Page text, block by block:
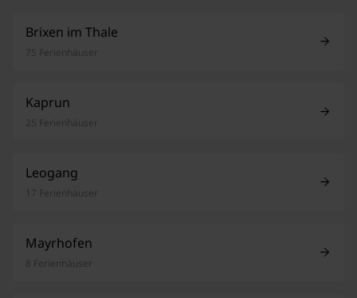
Brixen im Thale
75 Ferienhäuser
Kaprun
25 Ferienhäuser
Leogang
17 Ferienhäuser
Mayrhofen
8 Ferienhäuser